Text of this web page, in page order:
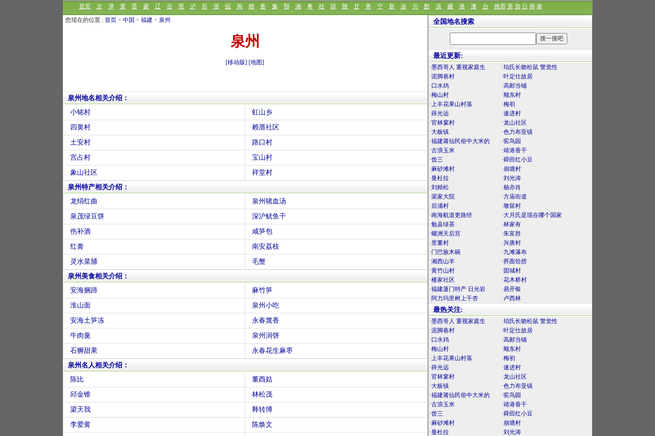
首页 京 津 冀 晋 蒙 辽 吉 黑 沪 苏 浙 皖 闽 赣 鲁 豫 鄂 湘 粤 桂 琼 陕 甘 青 宁 新 渝 川 黔 滇 藏 港 澳 台 推荐 美 加 日 韩 泰
您现在的位置 : 首页> 中国 > 福建> 泉州
泉州
[移动版] [地图]
泉州地名相关介绍：
小铭村
虹山乡
四黄村 赖厝社区
土安村 路口村
宫占村 宝山村
象山社区
祥堂村
泉州特产相关介绍：
龙绢红曲
泉州猪血汤
泉茂绿豆饼 深沪鱿鱼干
伤补酒 咸笋包
红膏 南安荔枝
灵水菜脯
毛蟹
泉州美食相关介绍：
安海捆蹄
麻竹笋
淮山面 泉州小吃
安海土笋冻 永春篾香
牛肉羹 泉州润饼
石狮甜果
永春花生麻枣
泉州名人相关介绍：
陈比
董酉姑
邱金锥 林松茂
梁天我 释转博
李爱黄 陈焕文
全国地名搜索
最近更新:
·墨西哥人 重视家庭生
·珀氏长吻松鼠 警觉性
·泥脚巷村
·叶定仕故居
·口水鸡
·高邮当铺
·梅山村
·顺东村
·上丰花果山村落
·梅初
·薛光远
·速进村
·官林窠村
·龙山社区
·大板镇
·色力布亚镇
·福建莆仙民俗中大米的
·驼鸟园
·古浪玉米
·靖港香干
·曾三
·舜田红小豆
·麻砂滩村
·崩塘村
·曼杜拉
·刘光涛
·刘精松
·杨亦肖
·渠家大院
·方庙街道
·后浦村
·墩留村
·南海航道更路经
·大月氏是现在哪个国家
·勉县绿茶
·林家有
·螺洲天后宫
·朱富胜
·里董村
·兴唐村
·门巴族木碗
·九滩瀑布
·湘西山羊
·荞面饸捞
·黄竹山村
·固城村
·楼家社区
·花木桥村
·福建厦门特产 日光岩
·易开银
·阿力玛里树上干杏
·卢西林
最热关注:
·墨西哥人 重视家庭生
·珀氏长吻松鼠 警觉性
·泥脚巷村
·叶定仕故居
·口水鸡
·高邮当铺
·梅山村
·顺东村
·上丰花果山村落
·梅初
·薛光远
·速进村
·官林窠村
·龙山社区
·大板镇
·色力布亚镇
·福建莆仙民俗中大米的
·驼鸟园
·古浪玉米
·靖港香干
·曾三
·舜田红小豆
·麻砂滩村
·崩塘村
·曼杜拉
·刘光涛